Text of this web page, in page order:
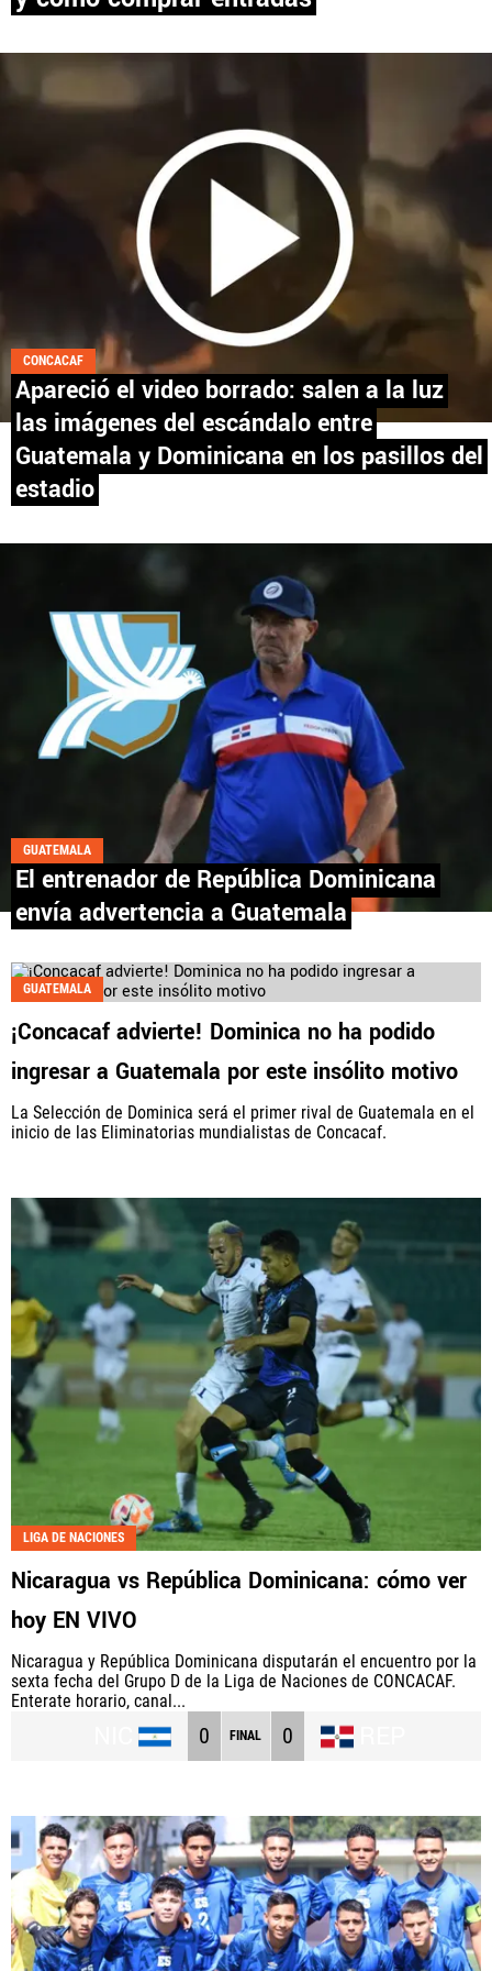
PANAMÁ
NICARAGUA
FÚTBOL INTERNACIONAL
QUIENES SOMOS STAFF
Términos y Condiciones
Políticas de Privacidad
Política Editorial
Ad Choices
Todos los derechos reservados.
CONCACAF
Apareció el video borrado: salen a la luz
las imágenes del escándalo entre
Guatemala y Dominicana en los pasillos del
estadio
GUATEMALA
El entrenador de República Dominicana
envía advertencia a Guatemala
GUATEMALA
¡Concacaf advierte! Dominica no ha podido
ingresar a Guatemala por este insólito motivo
La Selección de Dominica será el primer rival de Guatemala en el
inicio de las Eliminatorias mundialistas de Concacaf.
LIGA DE NACIONES
Nicaragua vs República Dominicana: cómo ver
hoy EN VIVO
Nicaragua y República Dominicana disputarán el encuentro por la
sexta fecha del Grupo D de la Liga de Naciones de CONCACAF.
Enterate horario, canal...
0 FINAL 0